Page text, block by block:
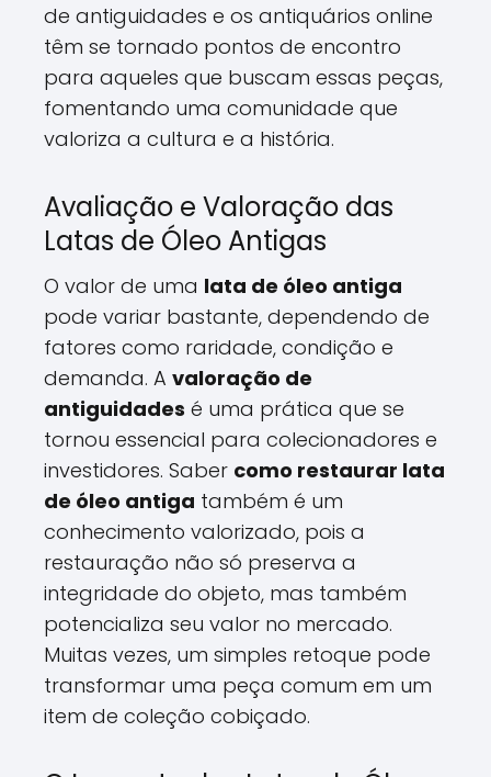
de antiguidades e os antiquários online
têm se tornado pontos de encontro
para aqueles que buscam essas peças,
fomentando uma comunidade que
valoriza a cultura e a história.
Avaliação e Valoração das
Latas de Óleo Antigas
O valor de uma lata de óleo antiga
pode variar bastante, dependendo de
fatores como raridade, condição e
demanda. A valoração de
antiguidades é uma prática que se
tornou essencial para colecionadores e
investidores. Saber como restaurar lata
de óleo antiga também é um
conhecimento valorizado, pois a
restauração não só preserva a
integridade do objeto, mas também
potencializa seu valor no mercado.
Muitas vezes, um simples retoque pode
transformar uma peça comum em um
item de coleção cobiçado.